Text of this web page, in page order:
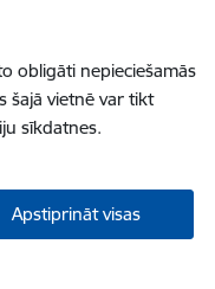
obligāti nepieciešamās
šajā vietnē var tikt
sīkdatnes.
Apstiprināt visas